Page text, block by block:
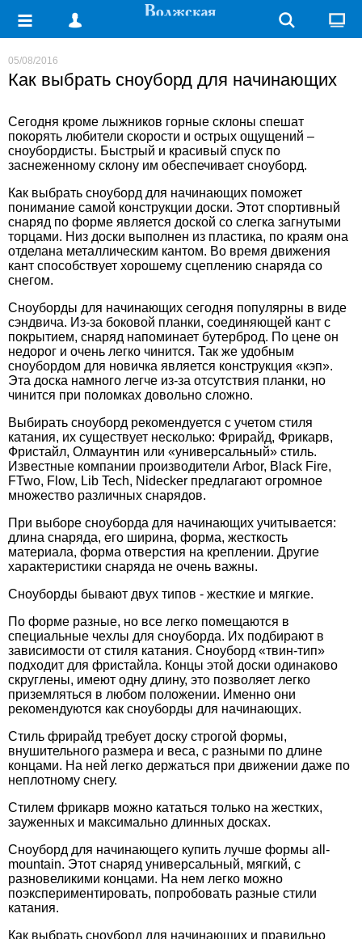
05/08/2016
Как выбрать сноуборд для начинающих
Сегодня кроме лыжников горные склоны спешат
покорять любители скорости и острых ощущений –
сноубордисты. Быстрый и красивый спуск по
заснеженному склону им обеспечивает сноуборд.
Как выбрать сноуборд для начинающих поможет
понимание самой конструкции доски. Этот спортивный
снаряд по форме является доской со слегка загнутыми
торцами. Низ доски выполнен из пластика, по краям она
отделана металлическим кантом. Во время движения
кант способствует хорошему сцеплению снаряда со
снегом.
Сноуборды для начинающих сегодня популярны в виде
сэндвича. Из-за боковой планки, соединяющей кант с
покрытием, снаряд напоминает бутерброд. По цене он
недорог и очень легко чинится. Так же удобным
сноубордом для новичка является конструкция «кэп».
Эта доска намного легче из-за отсутствия планки, но
чинится при поломках довольно сложно.
Выбирать сноуборд рекомендуется с учетом стиля
катания, их существует несколько: Фрирайд, Фрикарв,
Фристайл, Олмаунтин или «универсальный» стиль.
Известные компании производители Arbor, Black Fire,
FTwo, Flow, Lib Tech, Nidecker предлагают огромное
множество различных снарядов.
При выборе сноуборда для начинающих учитывается:
длина снаряда, его ширина, форма, жесткость
материала, форма отверстия на креплении. Другие
характеристики снаряда не очень важны.
Сноуборды бывают двух типов - жесткие и мягкие.
По форме разные, но все легко помещаются в
специальные чехлы для сноуборда. Их подбирают в
зависимости от стиля катания. Сноуборд «твин-тип»
подходит для фристайла. Концы этой доски одинаково
скруглены, имеют одну длину, это позволяет легко
приземляться в любом положении. Именно они
рекомендуются как сноуборды для начинающих.
Стиль фрирайд требует доску строгой формы,
внушительного размера и веса, с разными по длине
концами. На ней легко держаться при движении даже по
неплотному снегу.
Стилем фрикарв можно кататься только на жестких,
зауженных и максимально длинных досках.
Cноуборд для начинающего купить лучше формы all-
mountain. Этот снаряд универсальный, мягкий, с
разновеликими концами. На нем легко можно
поэкспериментировать, попробовать разные стили
катания.
Как выбрать сноуборд для начинающих и правильно